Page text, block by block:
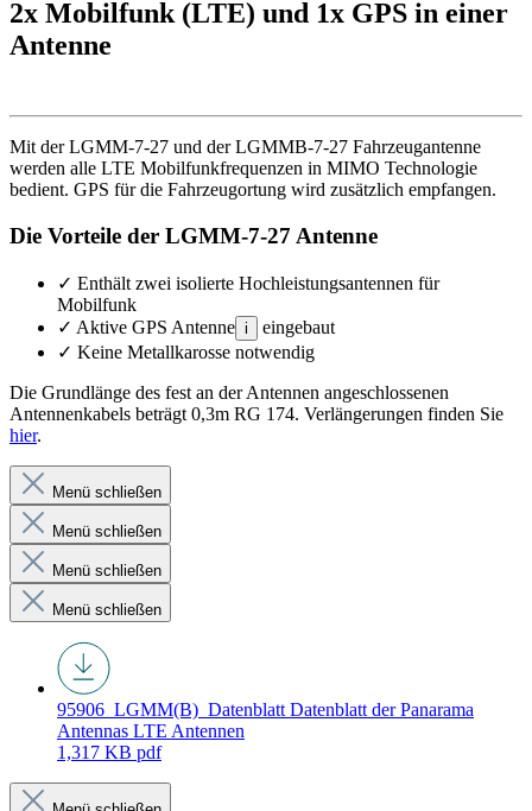
2x Mobilfunk (LTE) und 1x GPS in einer
Antenne
Mit der LGMM-7-27 und der LGMMB-7-27 Fahrzeugantenne
werden alle LTE Mobilfunkfrequenzen in MIMO Technologie
bedient. GPS für die Fahrzeugortung wird zusätzlich empfangen.
Die Vorteile der LGMM-7-27 Antenne
✓ Enthält zwei isolierte Hochleistungsantennen für
Mobilfunk
✓ Aktive GPS Antenne i
eingebaut
✓ Keine Metallkarosse notwendig
Die Grundlänge des fest an der Antennen angeschlossenen
Antennenkabels beträgt 0,3m RG 174. Verlängerungen finden Sie
hier.
Menü schließen
Menü schließen
Menü schließen
Menü schließen
95906_LGMM(B)_Datenblatt Datenblatt der Panarama
Antennas LTE Antennen
1,317 KB pdf